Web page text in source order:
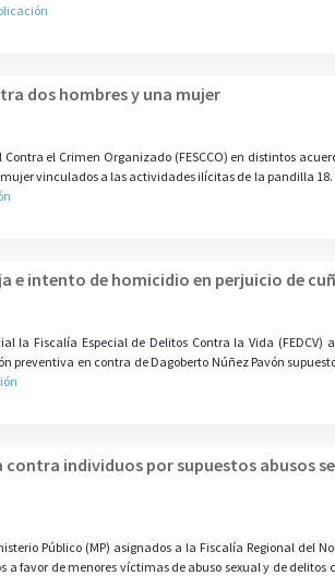
dos hombres y una mujer
el Crimen Organizado (FESCCO) en distintos
vinculados a las actividades ilícitas de la pandilla 18.
e intento de homicidio en perjuicio de
la Fiscalía Especial de Delitos Contra la Vida (FEDCV)
preventiva en contra de Dagoberto Núñez Pavón
individuos por supuestos abusos
Público (MP) asignados a la Fiscalía Regional del
favor de menores víctimas de abuso sexual y de delitos